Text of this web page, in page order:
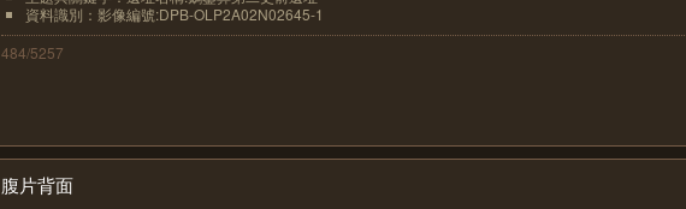
資料識別：影像編號:DPB-OLP2A02N02645-1
484/5257
腹片背面